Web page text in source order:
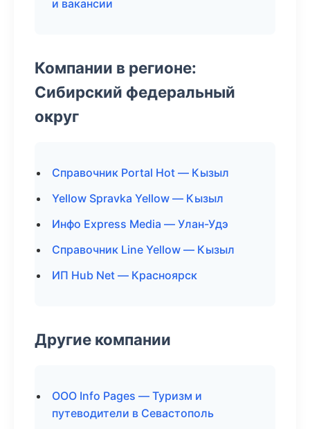
и вакансии
Компании в регионе:
Сибирский федеральный
округ
Справочник Portal Hot — Кызыл
Yellow Spravka Yellow — Кызыл
Инфо Express Media — Улан-Удэ
Справочник Line Yellow — Кызыл
ИП Hub Net — Красноярск
Другие компании
ООО Info Pages — Туризм и
путеводители в Севастополь